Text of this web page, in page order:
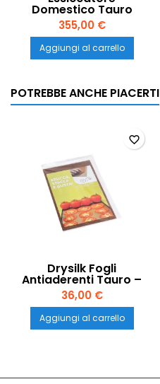
Domestico Tauro
Biosec De Luxe B6 –
Acciaio Inox 100%
Made in Italy
355,00 €
Aggiungi al carrello
POTREBBE ANCHE PIACERTI
Drysilk Fogli
Antiaderenti Tauro –
Set da 6 Pezzi per
Essiccatori
36,00 €
Aggiungi al carrello
favorite_border